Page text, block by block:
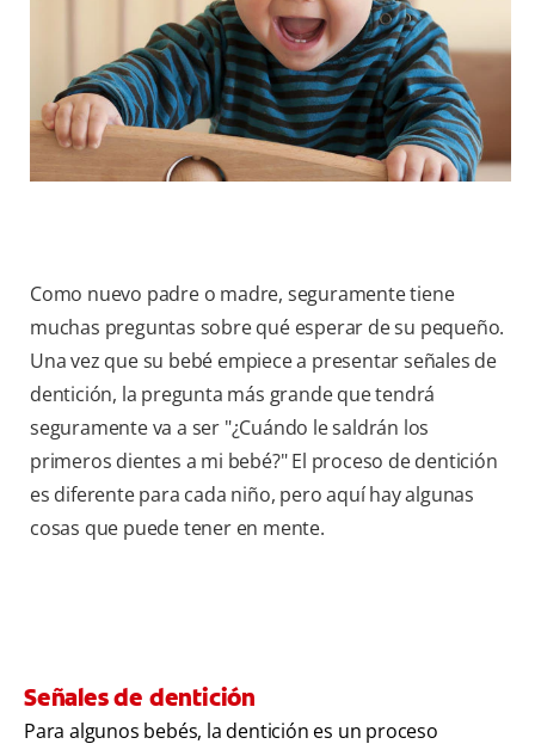
DONDE COMPRAR
MX (ES)
SUSCRÍBASE
Como nuevo padre o madre, seguramente tiene
muchas preguntas sobre qué esperar de su pequeño.
Una vez que su bebé empiece a presentar señales de
dentición, la pregunta más grande que tendrá
seguramente va a ser "¿Cuándo le saldrán los
primeros dientes a mi bebé?" El proceso de dentición
es diferente para cada niño, pero aquí hay algunas
cosas que puede tener en mente.
Señales de dentición
Para algunos bebés, la dentición es un proceso